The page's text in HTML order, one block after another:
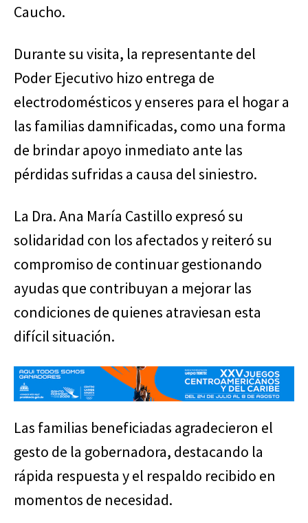
Caucho.
Durante su visita, la representante del
Poder Ejecutivo hizo entrega de
electrodomésticos y enseres para el hogar a
las familias damnificadas, como una forma
de brindar apoyo inmediato ante las
pérdidas sufridas a causa del siniestro.
La Dra. Ana María Castillo expresó su
solidaridad con los afectados y reiteró su
compromiso de continuar gestionando
ayudas que contribuyan a mejorar las
condiciones de quienes atraviesan esta
difícil situación.
Las familias beneficiadas agradecieron el
gesto de la gobernadora, destacando la
rápida respuesta y el respaldo recibido en
momentos de necesidad.